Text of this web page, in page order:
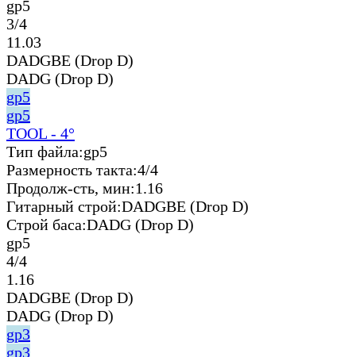
gp5
3/4
11.03
DADGBE (Drop D)
DADG (Drop D)
gp5
gp5
TOOL - 4°
Тип файла:gp5
Размерность такта:4/4
Продолж-сть, мин:1.16
Гитарный строй:DADGBE (Drop D)
Строй баса:DADG (Drop D)
gp5
4/4
1.16
DADGBE (Drop D)
DADG (Drop D)
gp3
gp3